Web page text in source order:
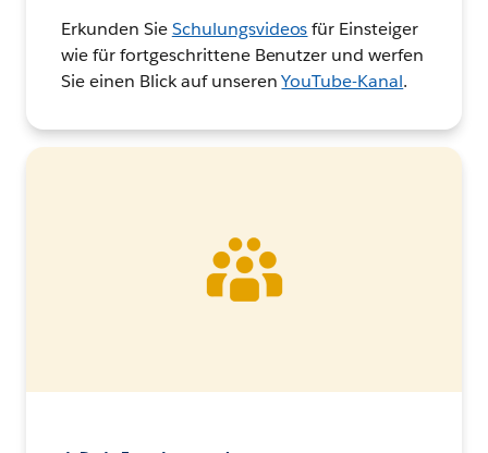
Erkunden SieSchulungsvideosfür Einsteiger
wie für fortgeschrittene Benutzer und werfen
Sie einen Blick auf unserenYouTube-Kanal.